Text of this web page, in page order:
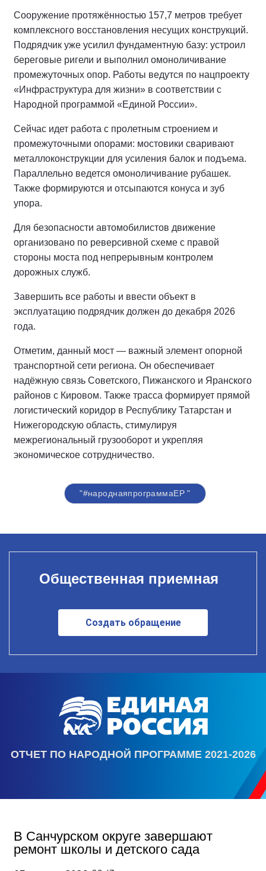
Сооружение протяжённостью 157,7 метров требует
комплексного восстановления несущих конструкций.
Подрядчик уже усилил фундаментную базу: устроил
береговые ригели и выполнил омоноличивание
промежуточных опор. Работы ведутся по нацпроекту
«Инфраструктура для жизни» в соответствии с
Народной программой «Единой России».
Сейчас идет работа с пролетным строением и
промежуточными опорами: мостовики сваривают
металлоконструкции для усиления балок и подъема.
Параллельно ведется омоноличивание рубашек.
Также формируются и отсыпаются конуса и зуб
упора.
Для безопасности автомобилистов движение
организовано по реверсивной схеме с правой
стороны моста под непрерывным контролем
дорожных служб.
Завершить все работы и ввести объект в
эксплуатацию подрядчик должен до декабря 2026
года.
Отметим, данный мост — важный элемент опорной
транспортной сети региона. Он обеспечивает
надёжную связь Советского, Пижанского и Яранского
районов с Кировом. Также трасса формирует прямой
логистический коридор в Республику Татарстан и
Нижегородскую область, стимулируя
межрегиональный грузооборот и укрепляя
экономическое сотрудничество.
"#народнаяпрограммаЕР "
Общественная приемная
Создать обращение
ОТЧЕТ ПО НАРОДНОЙ ПРОГРАММЕ 2021-2026
В Санчурском округе завершают
ремонт школы и детского сада